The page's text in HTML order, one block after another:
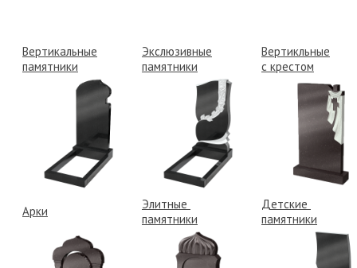
Вертикальные
памятники
Экслюзивные
памятники
Вертикльные
с крестом
Арки
Элитные
памятники
Детские
памятники